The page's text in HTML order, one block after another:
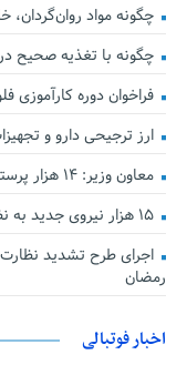
چگونه مواد روان‌گردان،
چگونه با تغذیه صحیح
فراخوان دوره
ارز ترجیحی دارو و تجهیزات
معاون وزیر: ۱۴ هزار پرستار در مراکز درمانی کشور فعالیت می‌کنند
۱۵ هزار نیروی جدید به نظام سلامت کشور افزوده شد
اجرای طرح تشدید
رمضان
اخبار فوتبالی